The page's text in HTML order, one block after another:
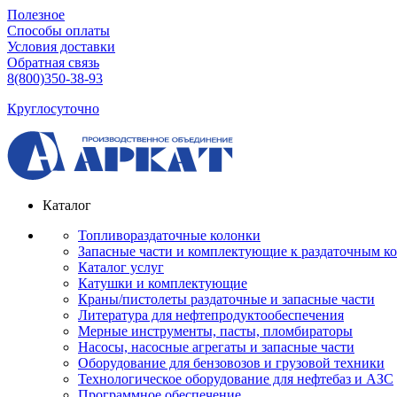
Полезное
Способы оплаты
Условия доставки
Обратная связь
8(800)350-38-93
Круглосуточно
Каталог
Топливораздаточные колонки
Запасные части и комплектующие к раздаточным
Каталог услуг
Катушки и комплектующие
Краны/пистолеты раздаточные и запасные части
Литература для нефтепродуктообеспечения
Мерные инструменты, пасты, пломбираторы
Насосы, насосные агрегаты и запасные части
Оборудование для бензовозов и грузовой техники
Технологическое оборудование для нефтебаз и АЗС